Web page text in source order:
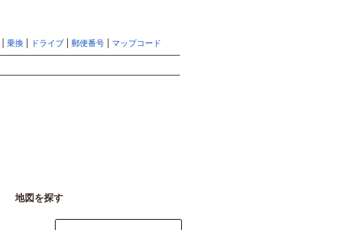
乗換 ドライブ 郵便番号 マップコード
地図を探す